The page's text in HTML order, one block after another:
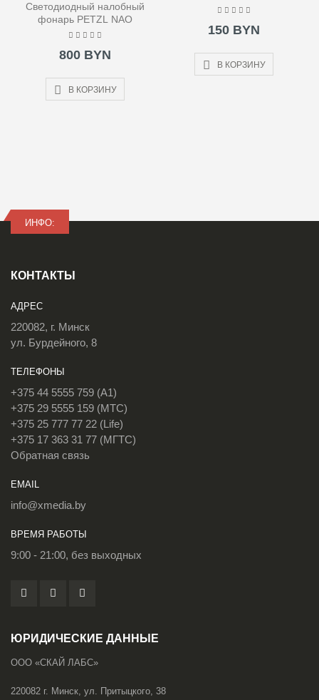
Светодиодный налобный
фонарь PETZL NAO
800 BYN
В КОРЗИНУ
150 BYN
В КОРЗИНУ
ИНФО:
КОНТАКТЫ
АДРЕС
220082, г. Минск
ул. Бурдейного, 8
ТЕЛЕФОНЫ
+375 44 5555 759 (A1)
+375 29 5555 159 (МТС)
+375 25 777 77 22 (Life)
+375 17 363 31 77 (МГТС)
Обратная связь
EMAIL
info@xmedia.by
ВРЕМЯ РАБОТЫ
9:00 - 21:00, без выходных
ЮРИДИЧЕСКИЕ ДАННЫЕ
ООО «СКАЙ ЛАБС»
220082 г. Минск, ул. Притыцкого, 38